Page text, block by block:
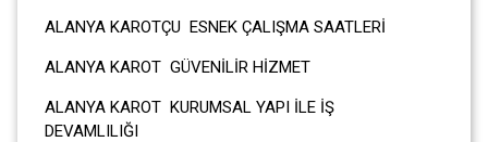
ALANYA KAROTÇU ESNEK ÇALIŞMA SAATLERİ
ALANYA KAROT GÜVENİLİR HİZMET
ALANYA KAROT KURUMSAL YAPI İLE İŞ
DEVAMLILIĞI